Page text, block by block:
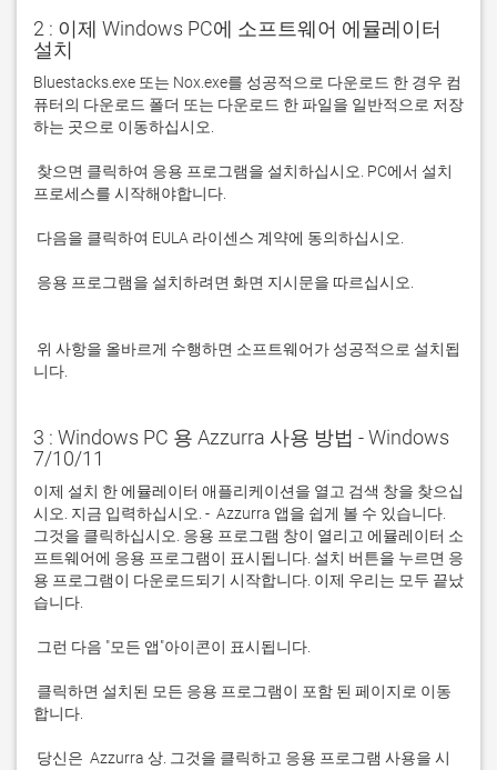
2 : 이제 Windows PC에 소프트웨어 에뮬레이터
설치
Bluestacks.exe 또는 Nox.exe를 성공적으로 다운로드 한 경우 컴
퓨터의 다운로드 폴더 또는 다운로드 한 파일을 일반적으로 저장
니다.
3 : Windows PC 용 Azzurra 사용 방법 - Windows
7/10/11
이제 설치 한 에뮬레이터 애플리케이션을 열고 검색 창을 찾으십
시오. 지금 입력하십시오. -  Azzurra 앱을 쉽게 볼 수 있습니다.
그것을 클릭하십시오. 응용 프로그램 창이 열리고 에뮬레이터 소
프트웨어에 응용 프로그램이 표시됩니다. 설치 버튼을 누르면 응
용 프로그램이 다운로드되기 시작합니다. 이제 우리는 모두 끝났